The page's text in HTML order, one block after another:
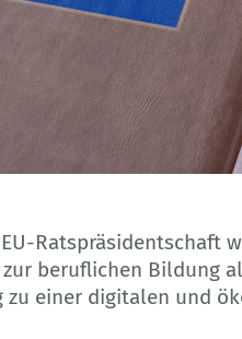
Ratspräsidentschaft
beruflichen Bildung
zu einer digitalen und